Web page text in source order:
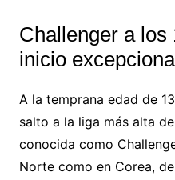
Challenger a los
inicio
A la temprana edad de
salto a la liga más alta
conocida como
Norte como en Corea,